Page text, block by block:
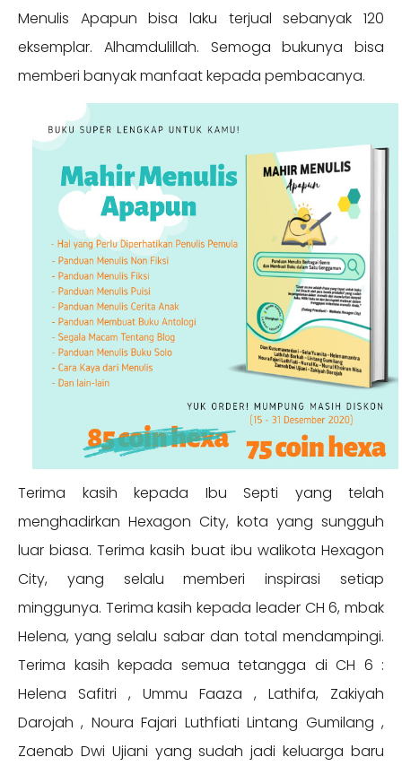
Menulis Apapun bisa laku terjual sebanyak 120
eksemplar. Alhamdulillah. Semoga bukunya bisa
memberi banyak manfaat kepada pembacanya.
Terima kasih kepada Ibu Septi yang telah
menghadirkan Hexagon City, kota yang sungguh
luar biasa. Terima kasih buat ibu walikota Hexagon
City, yang selalu memberi inspirasi setiap
minggunya. Terima kasih kepada leader CH 6, mbak
Helena, yang selalu sabar dan total mendampingi.
Terima kasih kepada semua tetangga di CH 6 :
Helena Safitri , Ummu Faaza , Lathifa, Zakiyah
Darojah , Noura Fajari Luthfiati Lintang Gumilang ,
Zaenab Dwi Ujiani yang sudah jadi keluarga baru